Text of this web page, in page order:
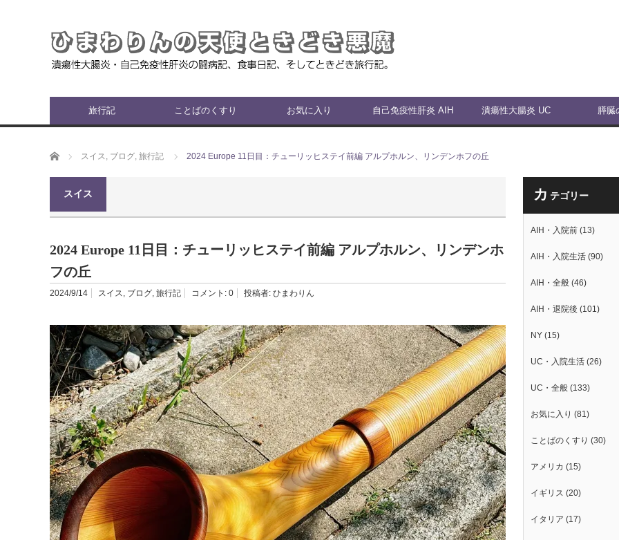
旅行記 ことばのくすり お気に入り 自己免疫性肝炎 AIH 潰瘍性大腸炎 UC 膵臓
ホーム スイス, ブログ, 旅行記 2024 Europe 11日目：チューリッヒステイ前編 アルプホルン、リンデンホフの丘
スイス
2024 Europe 11日目：チューリッヒステイ前編 アルプホルン、リンデンホ
フの丘
2024/9/14 スイス, ブログ, 旅行記 コメント: 0 投稿者: ひまわりん
カ テゴリー
AIH・入院前 (13)
AIH・入院生活 (90)
AIH・全般 (46)
AIH・退院後 (101)
NY (15)
UC・入院生活 (26)
UC・全般 (133)
お気に入り (81)
ことばのくすり (30)
アメリカ (15)
イギリス (20)
イタリア (17)